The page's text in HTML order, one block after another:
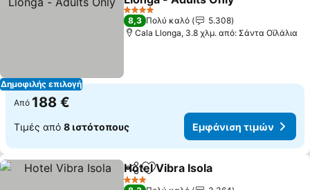
Δημοφιλής επιλογή
4 Αστέρια
8,3 Πολύ καλό
5.308
Cala Llonga, 3.8 χλμ. από: Σάντα Οϊλάλια
Από 188 €
Τιμές από 8 ιστότοπους Εμφάνιση τιμών
Κοινοποίηση
Προσθήκη στα αγαπημένα
Hotel Vibra Isola
3 Αστέρια